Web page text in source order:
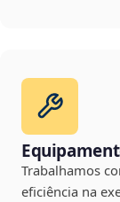
Trabalhamos
eficiência na